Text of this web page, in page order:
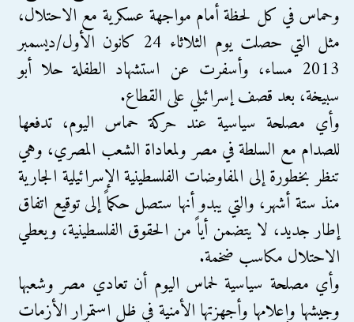
وحماس في كل لحظة أمام مواجهة عسكرية مع الاحتلال،
مثل التي حصلت يوم الثلاثاء 24 كانون الأول/ديسمبر
2013 مساء، وأسفرت عن استشهاد الطفلة حلا أبو
سبيخة، بعد قصف إسرائيلي على القطاع.
وأي مصلحة سياسية عند حركة حماس اليوم، تدفعها
للصدام مع السلطة في مصر ولمعاداة الشعب المصري، وهي
تنظر بخطورة إلى المفاوضات الفلسطينية الإسرائيلية الجارية
منذ ستة أشهر، والتي يبدو أنها ستصل حكماً إلى توقيع اتفاق
إطار جديد، لا يتضمن أياً من الحقوق الفلسطينية، ويعطي
الاحتلال مكاسب ضخمة.
وأي مصلحة سياسية لحماس اليوم أن تعادي مصر وشعبها
وجيشها وإعلامها وأجهزتها الأمنية في ظل استمرار الأزمات